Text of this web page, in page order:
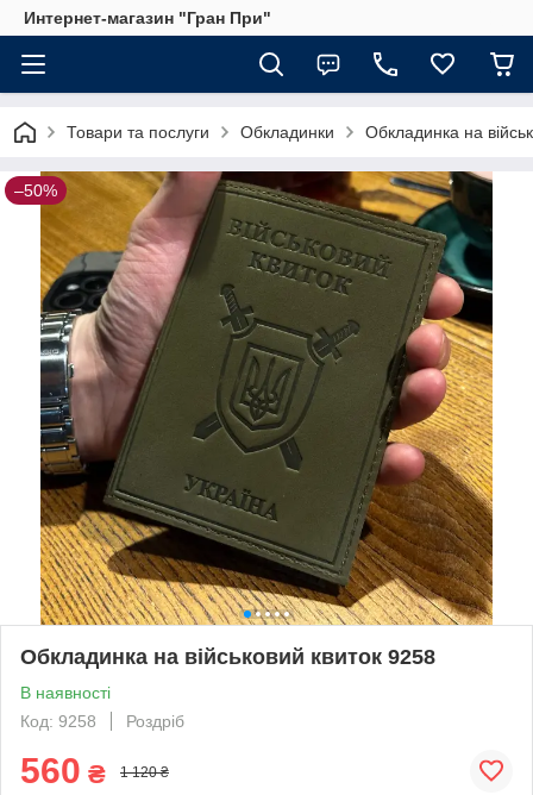
Интернет-магазин "Гран При"
Товари та послуги Обкладинки Обкладинка на
–50%
Обкладинка на військовий квиток 9258
В наявності
Код: 9258
Роздріб
560 ₴ 1 120 ₴